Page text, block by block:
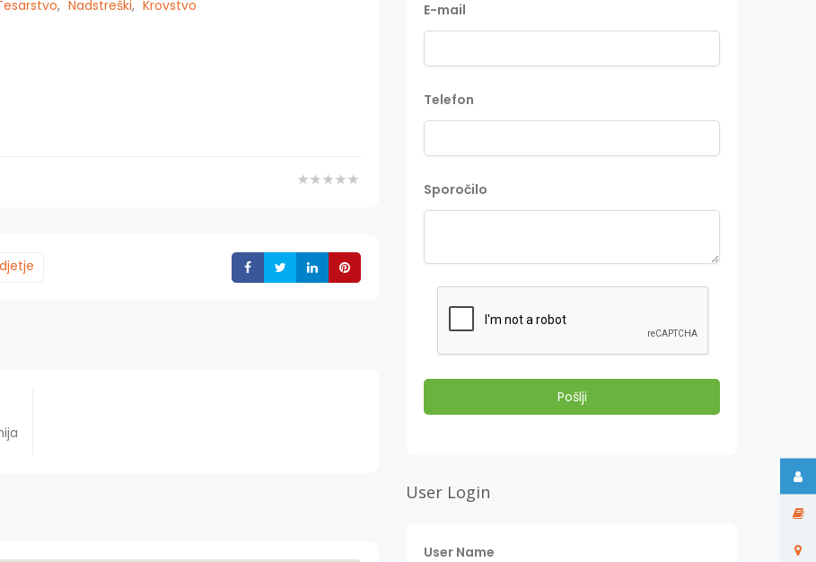
, Nadstreški, Krovstvo
Deli Deli Deli
E-mail
Telefon
Sporočilo
User Login
User Name